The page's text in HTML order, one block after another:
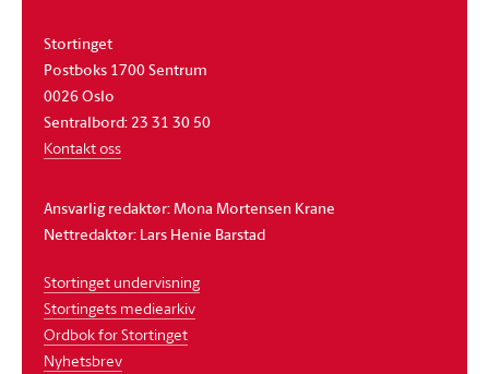
Stortinget
Postboks 1700 Sentrum
0026 Oslo
Sentralbord: 23 31 30 50
Kontakt oss
Ansvarlig redaktør: Mona Mortensen Krane
Nettredaktør: Lars Henie Barstad
Stortinget undervisning
Stortingets mediearkiv
Ordbok for Stortinget
Nyhetsbrev